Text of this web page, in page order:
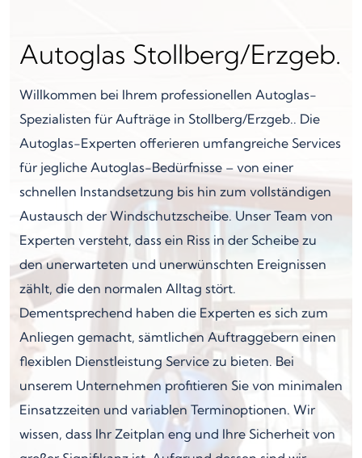
Autoglas Stollberg/Erzgeb.
Willkommen bei Ihrem professionellen Autoglas-
Spezialisten für Aufträge in Stollberg/Erzgeb.. Die
Autoglas-Experten offerieren umfangreiche Services
für jegliche Autoglas-Bedürfnisse – von einer
schnellen Instandsetzung bis hin zum vollständigen
Austausch der Windschutzscheibe. Unser Team von
Experten versteht, dass ein Riss in der Scheibe zu
den unerwarteten und unerwünschten Ereignissen
zählt, die den normalen Alltag stört.
Dementsprechend haben die Experten es sich zum
Anliegen gemacht, sämtlichen Auftraggebern einen
flexiblen Dienstleistung Service zu bieten. Bei
unserem Unternehmen profitieren Sie von minimalen
Einsatzzeiten und variablen Terminoptionen. Wir
wissen, dass Ihr Zeitplan eng und Ihre Sicherheit von